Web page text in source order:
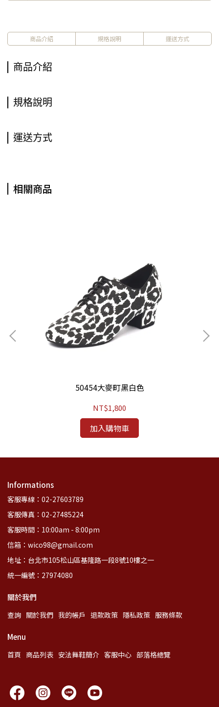
商品介紹 規格說明 運送方式
商品介紹
規格說明
運送方式
相關商品
50454大麥町黑白色
NT$1,800
加入購物車
Informations
客服專線：02-27603789
客服傳真：02-27485224
客服時間：10:00am - 8:00pm
信箱：wico98@gmail.com
地址：台北市105松山區基隆路一段8號10樓之一
統一編號：27974080
關於我們
查詢 關於我們 我的帳戶 退款政策 隱私政策 服務條款
Menu
首頁 商品列表 安法舞鞋簡介 客服中心 部落格總覽